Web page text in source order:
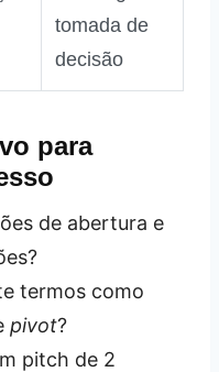
tomada de
decisão
para
de abertura e
termos como
pivot?
pitch de 2